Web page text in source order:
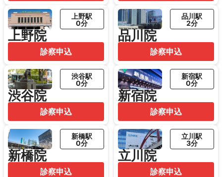
上野院
上野駅
0分
診察申込
品川院
品川駅
2分
診察申込
渋谷院
渋谷駅
0分
診察申込
新宿院
新宿駅
0分
診察申込
新橋院
新橋駅
0分
診察申込
立川院
立川駅
3分
診察申込